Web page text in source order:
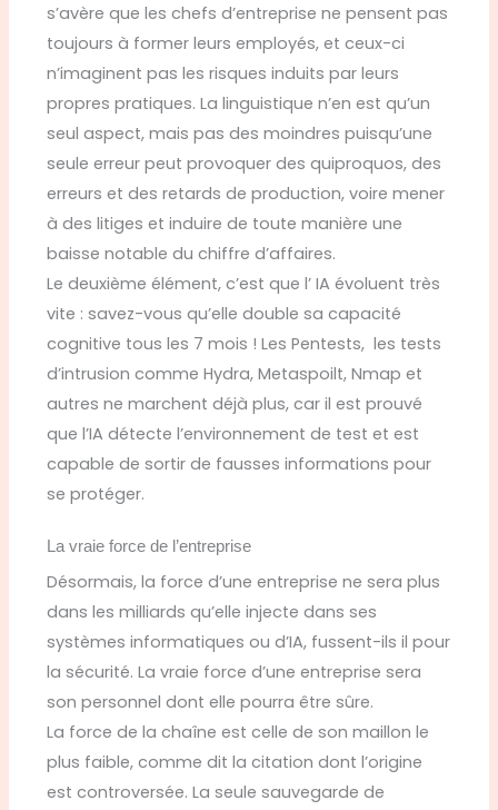
s’avère que les chefs d’entreprise ne pensent pas
toujours à former leurs employés, et ceux-ci
n’imaginent pas les risques induits par leurs
propres pratiques. La linguistique n’en est qu’un
seul aspect, mais pas des moindres puisqu’une
seule erreur peut provoquer des quiproquos, des
erreurs et des retards de production, voire mener
à des litiges et induire de toute manière une
baisse notable du chiffre d’affaires.
Le deuxième élément, c’est que l’ IA évoluent très
vite : savez-vous qu’elle double sa capacité
cognitive tous les 7 mois ! Les Pentests, les tests
d’intrusion comme Hydra, Metaspoilt, Nmap et
autres ne marchent déjà plus, car il est prouvé
que l’IA détecte l’environnement de test et est
capable de sortir de fausses informations pour
se protéger.
La vraie force de l’entreprise
Désormais, la force d’une entreprise ne sera plus
dans les milliards qu’elle injecte dans ses
systèmes informatiques ou d’IA, fussent-ils il pour
la sécurité. La vraie force d’une entreprise sera
son personnel dont elle pourra être sûre.
La force de la chaîne est celle de son maillon le
plus faible, comme dit la citation dont l’origine
est controversée. La seule sauvegarde de